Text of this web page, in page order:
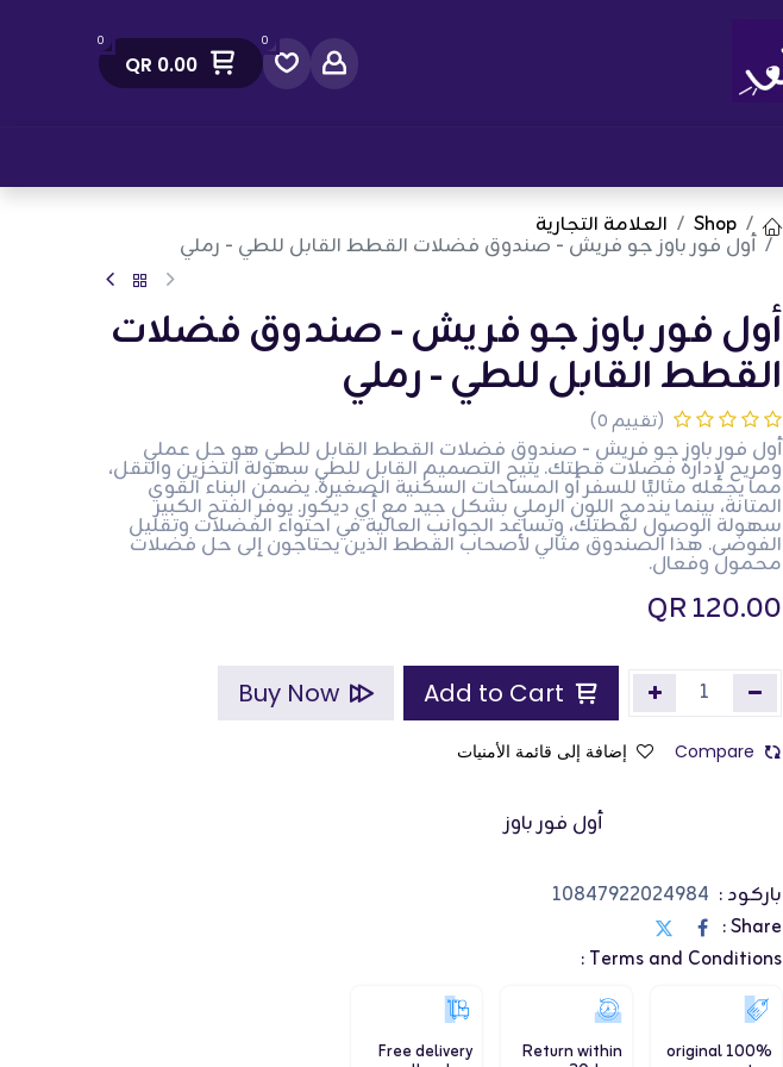
0
0
0.00
Shop العلامة التجارية
أول فور باوز جو فريش - صندوق فضلات القطط القابل للطي - رملي
أول فور باوز جو فريش - صندوق فضلات
القطط القابل للطي - رملي
(تقييم 0)
أول فور باوز جو فريش - صندوق فضلات القطط القابل للطي هو حل عملي
ومريح لإدارة فضلات قطتك. يتيح التصميم القابل للطي سهولة التخزين والنقل،
مما يجعله مثاليًا للسفر أو المساحات السكنية الصغيرة. يضمن البناء القوي
المتانة، بينما يندمج اللون الرملي بشكل جيد مع أي ديكور. يوفر الفتح الكبير
سهولة الوصول لقطتك، وتساعد الجوانب العالية في احتواء الفضلات وتقليل
الفوضى. هذا الصندوق مثالي لأصحاب القطط الذين يحتاجون إلى حل فضلات
محمول وفعال.
120.00
Buy Now
Compare إضافة إلى قائمة الأمنيات
أول فور باوز
باركود : 10847922024984
Share :
Terms and Conditions :
100% original
Return within
Free delivery